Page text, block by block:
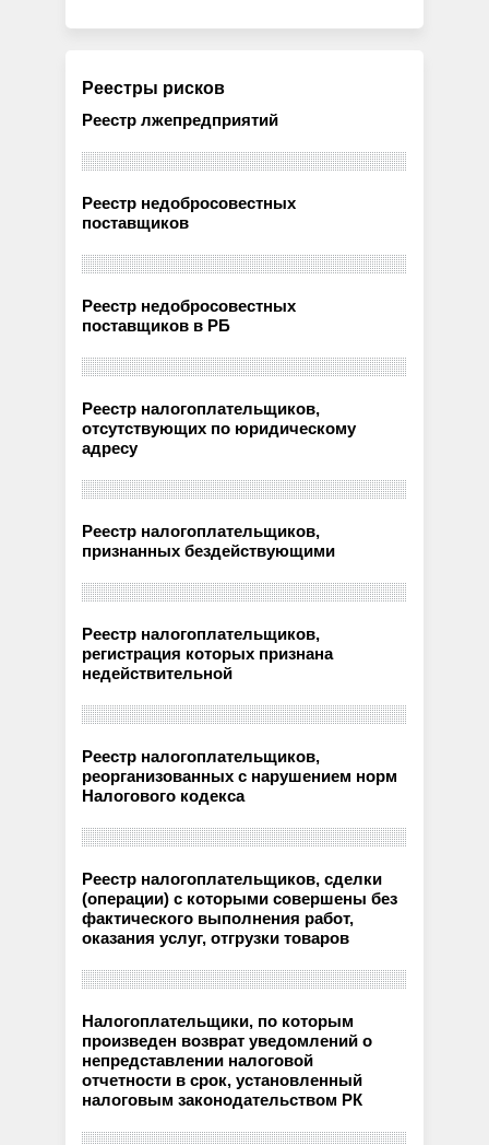
Реестры рисков
Реестр лжепредприятий
Реестр недобросовестных
поставщиков
Реестр недобросовестных
поставщиков в РБ
Реестр налогоплательщиков,
отсутствующих по юридическому
адресу
Реестр налогоплательщиков,
признанных бездействующими
Реестр налогоплательщиков,
регистрация которых признана
недействительной
Реестр налогоплательщиков,
реорганизованных с нарушением норм
Налогового кодекса
Реестр налогоплательщиков, сделки
(операции) с которыми совершены без
фактического выполнения работ,
оказания услуг, отгрузки товаров
Налогоплательщики, по которым
произведен возврат уведомлений о
непредставлении налоговой
отчетности в срок, установленный
налоговым законодательством РК